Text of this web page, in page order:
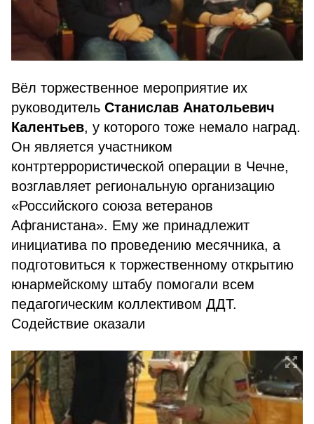
Вёл торжественное мероприятие их
руководитель Станислав Анатольевич
Калентьев, у которого тоже немало наград.
Он является участником
контртеррористической операции в Чечне,
возглавляет региональную организацию
«Российского союза ветеранов
Афганистана». Ему же принадлежит
инициатива по проведению месячника, а
подготовиться к торжественному открытию
юнармейскому штабу помогали всем
педагогическим коллективом ДДТ.
Содействие оказали